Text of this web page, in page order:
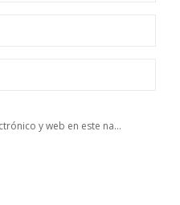
Guarda mi nombre, correo electrónico y web en este navegador para la próxima vez que comente.